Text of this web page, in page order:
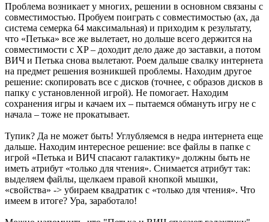
Проблема возникает у многих, решении в основном связаны с
совместимостью. Пробуем поиграть с совместимостью (ах, да
система семерка 64 максимальная) и приходим к результату,
что «Петька» все же вылетает, но дольше всего держится на
совместимости с XP – доходит дело даже до заставки, а потом
ВИЧ и Петька снова вылетают. Роем дальше свалку интернета
на предмет решения возникшей проблемы. Находим другое
решение: скопировать все с дисков (точнее, с образов дисков в
папку с установленной игрой). Не помогает. Находим
сохранения игры и качаем их – пытаемся обмануть игру не с
начала – тоже не прокатывает.
Тупик? Да не может быть! Углубляемся в недра интернета еще
дальше. Находим интересное решение: все файлы в папке с
игрой «Петька и ВИЧ спасают галактику» должны быть не
иметь атрибут «только для чтения». Снимается атрибут так:
выделяем файлы, щелкаем правой кнопкой мышки,
«свойства» -> убираем квадратик с «только для чтения». Что
имеем в итоге? Ура, заработало!